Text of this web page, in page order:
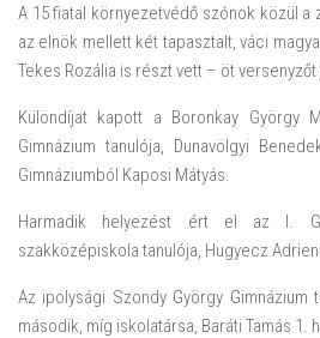
A 15 fiatal környezetvédő szónok közül a
az elnök mellett két tapasztalt, váci
Tekes Rozália is részt vett – öt versenyzőt
Különdíjat kapott a Boronkay György
Gimnázium tanulója, Dunavölgyi
Gimnáziumból Kaposi Mátyás.
Harmadik helyezést ért el az I.
szakközépiskola tanulója, Hugyecz
Az ipolysági Szondy György Gimnázium
második, míg iskolatársa, Baráti Tamás 1.